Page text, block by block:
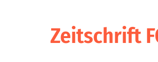
Zeitschrift